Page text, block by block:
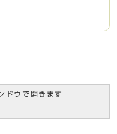
ドウで開きます